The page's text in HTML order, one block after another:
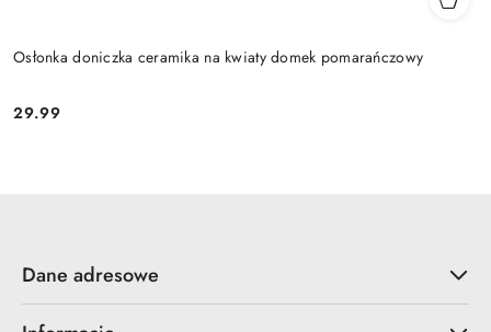
Osłonka doniczka ceramika na kwiaty domek pomarańczowy
Cena:
29.99
Dane adresowe